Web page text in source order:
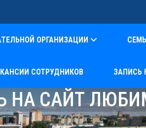
ОРГАНИЗАЦИИ
СОТРУДНИКОВ ЗАПИСЬ
НА САЙТ